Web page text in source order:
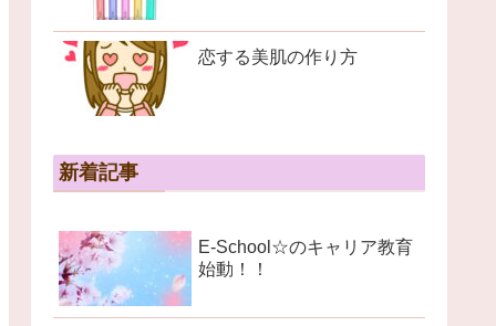
恋する美肌の作り方
新着記事
E-School☆のキャリア教育
始動！！